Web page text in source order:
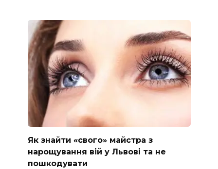
Як знайти «свого» майстра з
нарощування вій у Львові та не
пошкодувати